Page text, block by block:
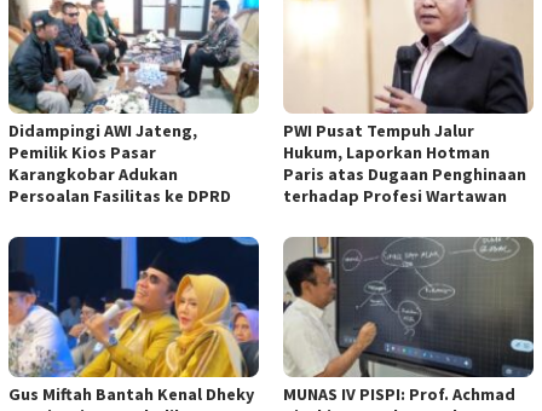
Didampingi AWI Jateng,
Pemilik Kios Pasar
Karangkobar Adukan
Persoalan Fasilitas ke DPRD
PWI Pusat Tempuh Jalur
Hukum, Laporkan Hotman
Paris atas Dugaan Penghinaan
terhadap Profesi Wartawan
Gus Miftah Bantah Kenal Dheky
MUNAS IV PISPI: Prof. Achmad